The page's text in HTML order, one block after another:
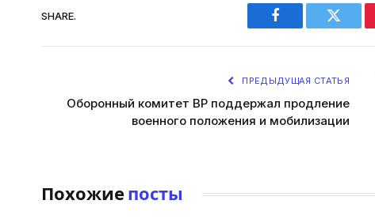
SHARE.
Facebook Twitter
ПРЕДЫДУЩАЯ СТАТЬЯ
Оборонный комитет ВР поддержал продление
военного положения и мобилизации
Похожие посты